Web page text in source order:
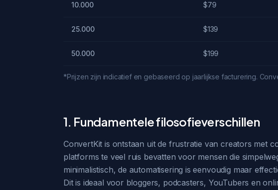
10.000 $79
25.000 $139
50.000 $199
*Prijzen zijn indicatief en gebaseerd op jaarlijkse facturering.
1. Fundamentele filosofieverschillen
ConvertKit is ontstaan uit de frustratie van creators met
platforms te veel ruis bevatten voor mensen die
minimalistisch, de automatisering is eenvoudig maar
Dit is ideaal voor bloggers, podcasters, YouTubers en